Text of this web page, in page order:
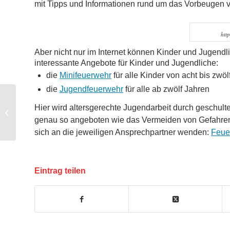
mit Tipps und Informationen rund um das
Aber nicht nur im Internet können Kinder und
interessante Angebote für Kinder und Jugendliche:
die Minifeuerwehr für alle Kinder von acht bis
die Jugendfeuerwehr für alle ab zwölf Jahren
Hier wird altersgerechte Jugendarbeit durch
genau so angeboten wie das Vermeiden von
sich an die jeweiligen Ansprechpartner wenden:
Eintrag teilen
Gegenverkehr übersehen –
zwölfjähriger Junge bei Unfall verletzt